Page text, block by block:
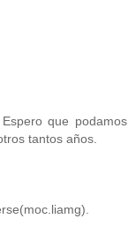
que podamos
tantos años.